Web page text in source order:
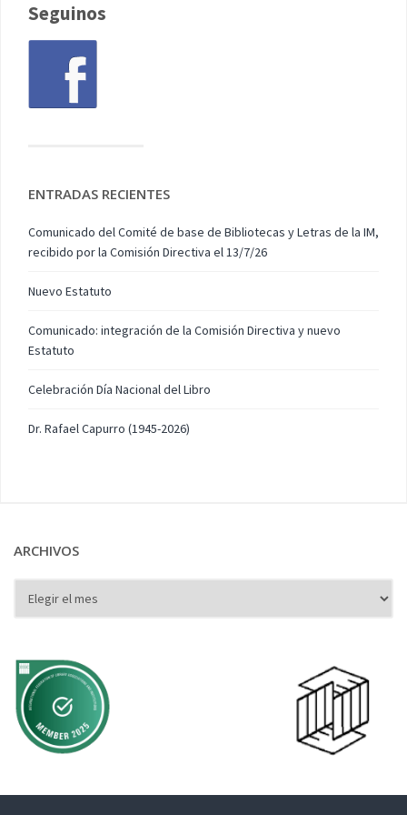
Seguinos
ENTRADAS RECIENTES
Comunicado del Comité de base de Bibliotecas y Letras de la IM,
recibido por la Comisión Directiva el 13/7/26
Nuevo Estatuto
Comunicado: integración de la Comisión Directiva y nuevo
Estatuto
Celebración Día Nacional del Libro
Dr. Rafael Capurro (1945-2026)
ARCHIVOS